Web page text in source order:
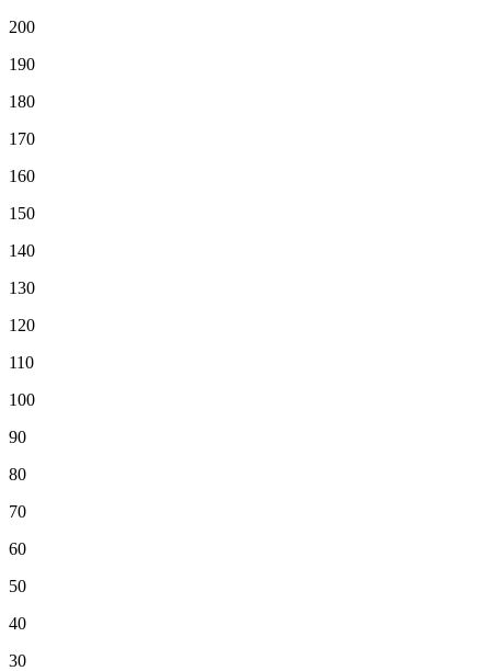
200
190
180
170
160
150
140
130
120
110
100
90
80
70
60
50
40
30